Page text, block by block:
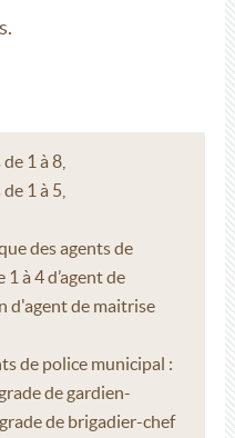
1 à 8,
1 à 5,
des agents de
à 4 d’agent de
d'agent de maitrise
de police municipal :
de gardien-
de brigadier-chef